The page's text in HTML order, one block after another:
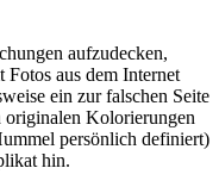
aufzudecken,
aus dem Internet
ein zur falschen Seite
originalen Kolorierungen
persönlich definiert)
hin.